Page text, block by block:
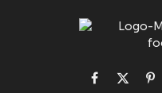
Facebook
X